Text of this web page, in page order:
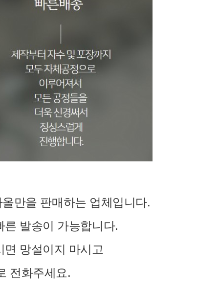
만을 판매하는 업체입니다.
발송이 가능합니다.
망설이지 마시고
전화주세요.